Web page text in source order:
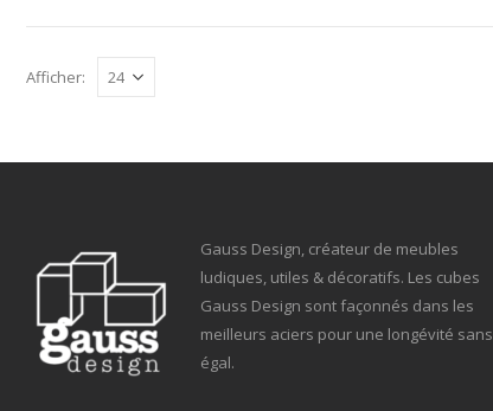
Afficher:
Gauss Design, créateur de meubles
ludiques, utiles & décoratifs. Les cubes
Gauss Design sont façonnés dans les
meilleurs aciers pour une longévité sans
égal.